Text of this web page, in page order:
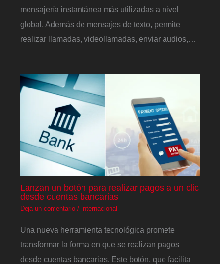
mensajería instantánea más utilizadas a nivel
global. Además de mensajes de texto, permite
realizar llamadas, videollamadas, enviar audios,…
Lanzan un botón para realizar pagos a un clic
desde cuentas bancarias
Deja un comentario / Internacional
Una nueva herramienta tecnológica promete
transformar la forma en que se realizan pagos
desde cuentas bancarias. Este botón, que facilita